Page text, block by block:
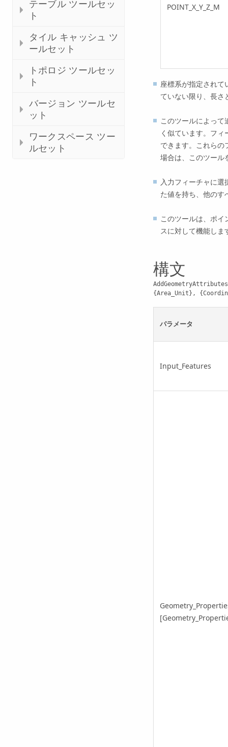
テーブル ツールセッ
ト
タイル キャッシュ ツ
ールセット
トポロジ ツールセッ
ト
バージョン ツールセ
ット
ワークスペース ツー
ルセット
POINT_X_Y_Z_M
座標系が指定されて
ていない限り、長さ
このツールによって
く似ています。フ
できます。これらの
場合は、このツール
入力フィーチャに
た値を持ち、他のす
このツールは、ポイ
スに対して機能しま
構文
{Area_Unit},
パラメータ
Input_Features